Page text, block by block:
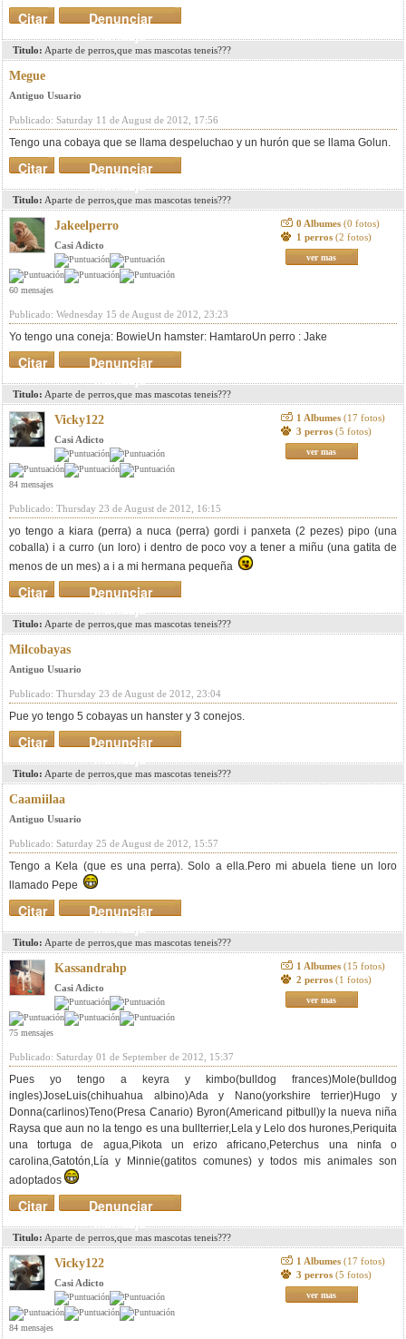
Denunciar
mensaje
Citar
Titulo: Aparte de perros,que mas mascotas teneis???
Megue
Antiguo Usuario
Publicado: Saturday 11 de August de 2012, 17:56
Tengo una cobaya que se llama despeluchao y un hurón que se llama Golun.
Denunciar
mensaje
Citar
Titulo: Aparte de perros,que mas mascotas teneis???
Jakeelperro
Casi Adicto
60 mensajes
0 Albumes (0 fotos)
1 perros (2 fotos)
ver mas
Publicado: Wednesday 15 de August de 2012, 23:23
Yo tengo una coneja: BowieUn hamster: HamtaroUn perro : Jake
Denunciar
mensaje
Citar
Titulo: Aparte de perros,que mas mascotas teneis???
Vicky122
Casi Adicto
84 mensajes
1 Albumes (17 fotos)
3 perros (5 fotos)
ver mas
Publicado: Thursday 23 de August de 2012, 16:15
yo tengo a kiara (perra) a nuca (perra) gordi i panxeta (2 pezes) pipo (una
coballa) i a curro (un loro) i dentro de poco voy a tener a miñu (una gatita de
menos de un mes) a i a mi hermana pequeña
Denunciar
mensaje
Citar
Titulo: Aparte de perros,que mas mascotas teneis???
Milcobayas
Antiguo Usuario
Publicado: Thursday 23 de August de 2012, 23:04
Pue yo tengo 5 cobayas un hanster y 3 conejos.
Denunciar
mensaje
Citar
Titulo: Aparte de perros,que mas mascotas teneis???
Caamiilaa
Antiguo Usuario
Publicado: Saturday 25 de August de 2012, 15:57
Tengo a Kela (que es una perra). Solo a ella.Pero mi abuela tiene un loro
llamado Pepe
Denunciar
mensaje
Citar
Titulo: Aparte de perros,que mas mascotas teneis???
Kassandrahp
Casi Adicto
75 mensajes
1 Albumes (15 fotos)
2 perros (1 fotos)
ver mas
Publicado: Saturday 01 de September de 2012, 15:37
Pues yo tengo a keyra y kimbo(bulldog frances)Mole(bulldog
ingles)JoseLuis(chihuahua albino)Ada y Nano(yorkshire terrier)Hugo y
Donna(carlinos)Teno(Presa Canario) Byron(Americand pitbull)y la nueva niña
Raysa que aun no la tengo es una bullterrier,Lela y Lelo dos hurones,Periquita
una tortuga de agua,Pikota un erizo africano,Peterchus una ninfa o
carolina,Gatotón,Lía y Minnie(gatitos comunes) y todos mis animales son
adoptados
Denunciar
mensaje
Citar
Titulo: Aparte de perros,que mas mascotas teneis???
Vicky122
Casi Adicto
84 mensajes
1 Albumes (17 fotos)
3 perros (5 fotos)
ver mas